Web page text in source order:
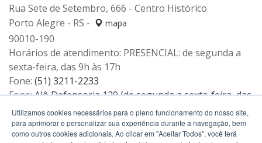
Rua Sete de Setembro, 666 - Centro Histórico
Porto Alegre - RS -
mapa
90010-190
Horários de atendimento: PRESENCIAL: de segunda a
sexta-feira, das 9h às 17h
Fone: (51) 3211-2233
Fone:Alô Defensoria 129 (de segunda a sexta-feira, das
12h às 19h)
Utilizamos cookies necessários para o pleno funcionamento do nosso site,
para aprimorar e personalizar sua experiência durante a navegação, bem
como outros cookies adicionais. Ao clicar em "Aceitar Todos", você terá